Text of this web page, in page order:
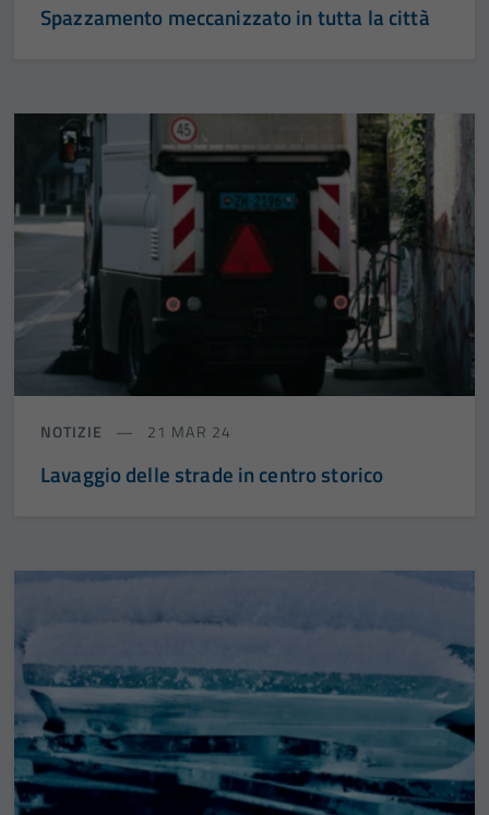
Spazzamento meccanizzato in tutta la città
NOTIZIE 21 MAR 24
Lavaggio delle strade in centro storico